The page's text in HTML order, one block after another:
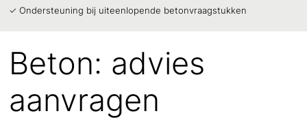
✓ Ondersteuning bij uiteenlopende betonvraagstukken
Beton: advies
aanvragen